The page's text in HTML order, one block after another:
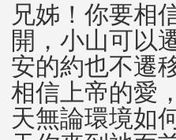
兄姊！你要相
開，小山可以
安的約也不遷
相信上帝的愛
天無論環境如